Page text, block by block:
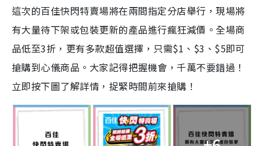
這次的百佳快閃特賣場將在兩間指定分店舉行，現場將
有大量待下架或包裝更新的產品進行瘋狂減價。全場商
品低至3折，更有多款超值選擇，只需$1、$3、$5即可
搶購到心儀商品。大家記得把握機會，千萬不要錯過！
立即按下圖了解詳情， 捉緊時間前來搶購！